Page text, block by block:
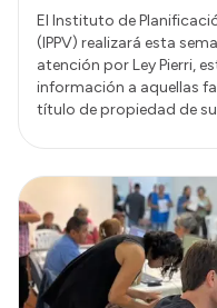
El Instituto de
(IPPV) realizará esta
atención por Ley Pierri,
información a aquellas
título de propiedad de